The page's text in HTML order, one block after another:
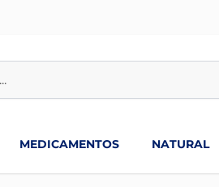
MEDICAMENTOS NATURAL